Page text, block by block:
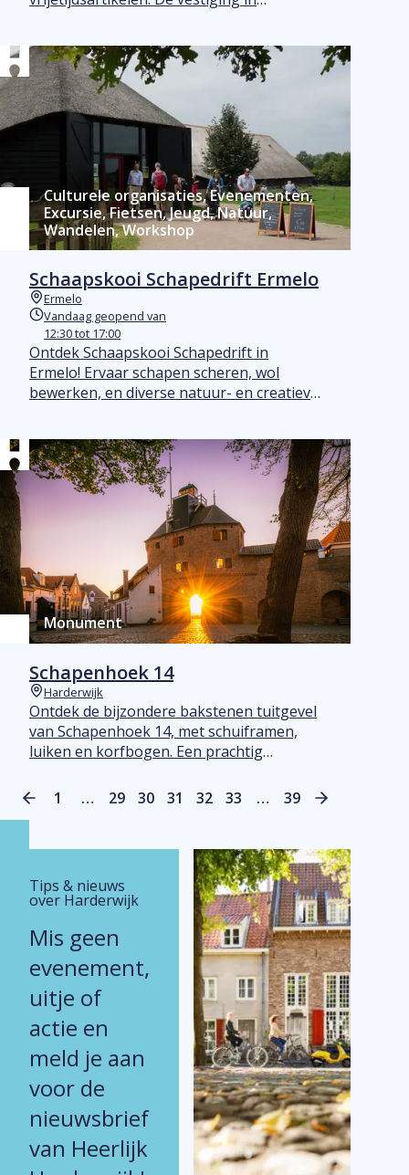
Culturele organisaties, Evenementen,
Excursie, Fietsen, Jeugd, Natuur,
Wandelen, Workshop
Schaapskooi Schapedrift Ermelo
Plaats
Ermelo
Vandaag geopend
Vandaag geopend van
12:30 tot 17:00
Ontdek Schaapskooi Schapedrift in
Ermelo! Ervaar schapen scheren, wol
bewerken, en diverse natuur- en creatieve
Monument
Schapenhoek 14
Plaats
Harderwijk
Ontdek de bijzondere bakstenen tuitgevel
van Schapenhoek 14, met schuiframen,
luiken en korfbogen. Een prachtig
je van dichtbij kunt bekijken.
1 … 29 30 31 32 33 … 39
Tips & nieuws
over Harderwijk
Mis geen
evenement,
uitje of
actie en
meld je aan
voor de
nieuwsbrief
van Heerlijk